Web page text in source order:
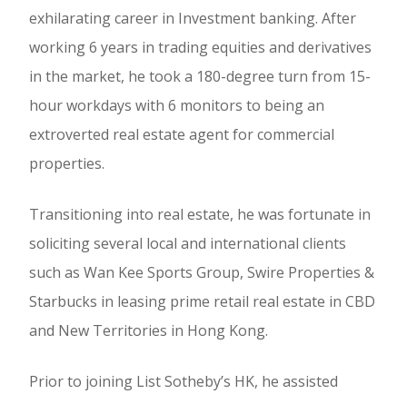
exhilarating career in Investment banking. After
working 6 years in trading equities and derivatives
in the market, he took a 180-degree turn from 15-
hour workdays with 6 monitors to being an
extroverted real estate agent for commercial
properties.
Transitioning into real estate, he was fortunate in
soliciting several local and international clients
such as Wan Kee Sports Group, Swire Properties &
Starbucks in leasing prime retail real estate in CBD
and New Territories in Hong Kong.
Prior to joining List Sotheby’s HK, he assisted